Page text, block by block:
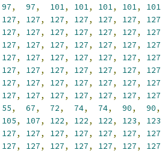
97, 97, 101, 101, 101, 101, 101
127, 127, 127, 127, 127, 127, 127
127, 127, 127, 127, 127, 127, 127
127, 127, 127, 127, 127, 127, 127
127, 127, 127, 127, 127, 127, 127
127, 127, 127, 127, 127, 127, 127
127, 127, 127, 127, 127, 127, 127
127, 127, 127, 127, 127, 127, 127
55, 67, 72, 74, 74, 90, 90,
105, 107, 122, 122, 122, 123, 123
127, 127, 127, 127, 127, 127, 127
127, 127, 127, 127, 127, 127, 127